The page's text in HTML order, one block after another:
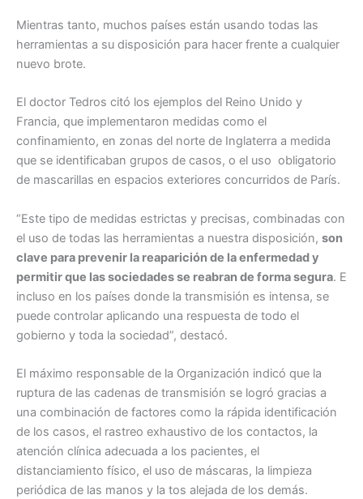
Mientras tanto, muchos países están usando todas las
herramientas a su disposición para hacer frente a cualquier
nuevo brote.
El doctor Tedros citó los ejemplos del Reino Unido y
Francia, que implementaron medidas como el
confinamiento, en zonas del norte de Inglaterra a medida
que se identificaban grupos de casos, o el uso obligatorio
de mascarillas en espacios exteriores concurridos de París.
“Este tipo de medidas estrictas y precisas, combinadas con
el uso de todas las herramientas a nuestra disposición, son
clave para prevenir la reaparición de la enfermedad y
permitir que las sociedades se reabran de forma segura. E
incluso en los países donde la transmisión es intensa, se
puede controlar aplicando una respuesta de todo el
gobierno y toda la sociedad”, destacó.
El máximo responsable de la Organización indicó que la
ruptura de las cadenas de transmisión se logró gracias a
una combinación de factores como la rápida identificación
de los casos, el rastreo exhaustivo de los contactos, la
atención clínica adecuada a los pacientes, el
distanciamiento físico, el uso de máscaras, la limpieza
periódica de las manos y la tos alejada de los demás.